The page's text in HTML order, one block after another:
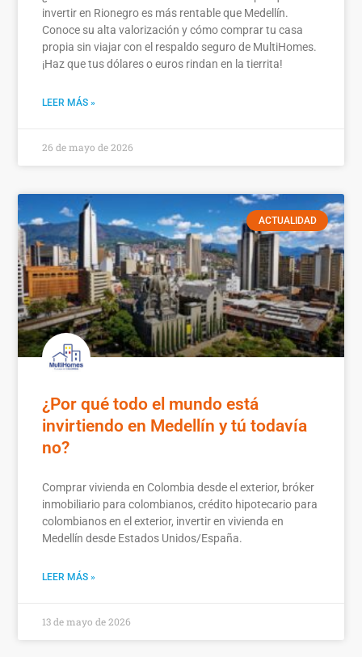
invertir en Rionegro es más rentable que Medellín.
Conoce su alta valorización y cómo comprar tu casa
propia sin viajar con el respaldo seguro de MultiHomes.
¡Haz que tus dólares o euros rindan en la tierrita!
LEER MÁS »
26 de mayo de 2026
ACTUALIDAD
¿Por qué todo el mundo está
invirtiendo en Medellín y tú todavía
no?
Comprar vivienda en Colombia desde el exterior, bróker
inmobiliario para colombianos, crédito hipotecario para
colombianos en el exterior, invertir en vivienda en
Medellín desde Estados Unidos/España.
LEER MÁS »
13 de mayo de 2026